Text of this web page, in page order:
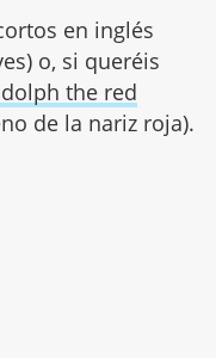
en inglés
o, si queréis
the red
de la nariz roja).